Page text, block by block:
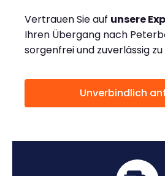
Vertrauen Sie auf unsere
Ihren Übergang nach
sorgenfrei und zuverlässig
Unverbindlich